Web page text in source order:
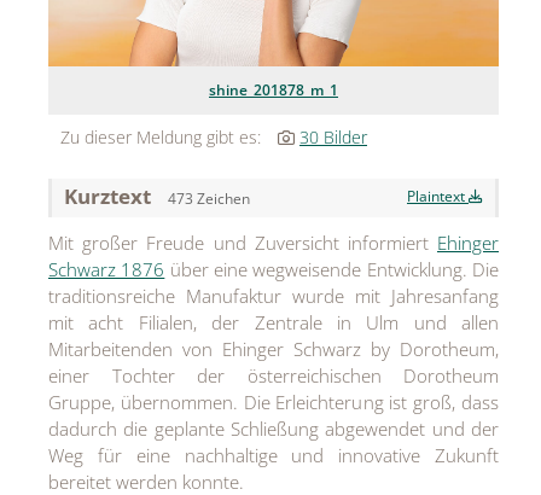
Jean Paul Gaultier
Nägele & Strubell
Rabanne
sh!ne by Dorotheum Juwelier
Sicheldorfer Heilwasser
TK Maxx
True Co.
VOSSEN
shine_201878_m_1
Zu dieser Meldung gibt es: 30 Bilder
Kurztext 473 Zeichen Plaintext
Mit großer Freude und Zuversicht informiert Ehinger
Schwarz 1876 über eine wegweisende Entwicklung. Die
traditionsreiche Manufaktur wurde mit Jahresanfang
mit acht Filialen, der Zentrale in Ulm und allen
Mitarbeitenden von Ehinger Schwarz by Dorotheum,
einer Tochter der österreichischen Dorotheum
Gruppe, übernommen. Die Erleichterung ist groß, dass
dadurch die geplante Schließung abgewendet und der
Weg für eine nachhaltige und innovative Zukunft
bereitet werden konnte.